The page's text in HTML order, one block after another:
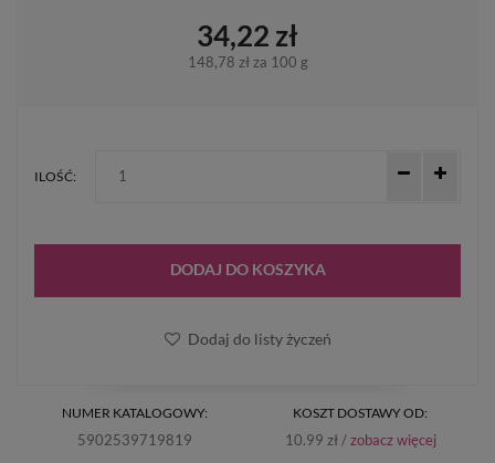
NUMER KATALOGOWY:
5902539719819
KOSZT DOSTAWY OD:
10.99 zł /zobacz więcej
34,22 zł
148,78 złza 100 g
ILOŚĆ:
DODAJ DO KOSZYKA
Dodaj do listy życzeń